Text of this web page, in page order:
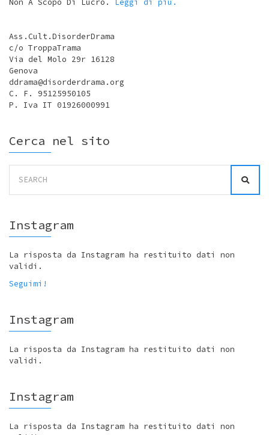
Ass.Cult.DisorderDrama
c/o TroppaTrama
Via del Molo 29r 16128
Genova
ddrama@disorderdrama.org
C. F. 95125950105
P. Iva IT 01926000991
Cerca nel sito
for:
Instagram
La risposta da Instagram ha restituito dati non
validi.
Seguimi!
Instagram
La risposta da Instagram ha restituito dati non
validi.
Instagram
La risposta da Instagram ha restituito dati non